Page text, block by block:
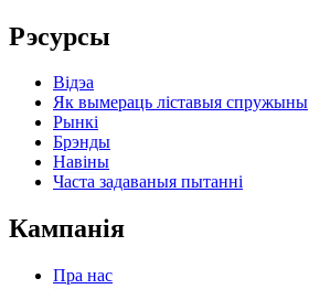
Рэсурсы
Відэа
Як вымераць ліставыя спружыны
Рынкі
Брэнды
Навіны
Часта задаваныя пытанні
Кампанія
Пра нас